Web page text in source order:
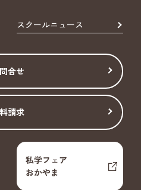
スクールニュース
合せ
請求
私学フェア
おかやま